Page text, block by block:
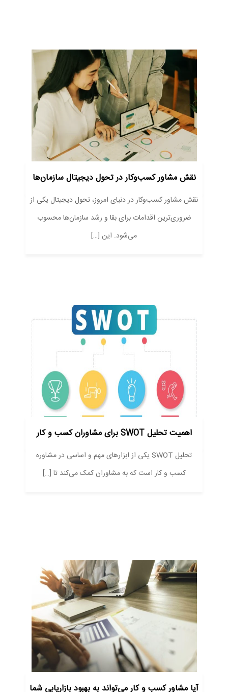
نقش مشاور کسب‌وکار در تحول دیجیتال سازمان‌ها
نقش مشاور کسب‌وکار در دنیای امروز، تحول دیجیتال یکی از
ضروری‌ترین اقدامات برای بقا و رشد سازمان‌ها محسوب
می‌شود. این […]
اهمیت تحلیل SWOT برای مشاوران کسب و کار
تحلیل SWOT یکی از ابزارهای مهم و اساسی در مشاوره
کسب و کار است که به مشاوران کمک می‌کند تا […]
آیا مشاور کسب و کار می‌تواند به بهبود بازاریابی شما